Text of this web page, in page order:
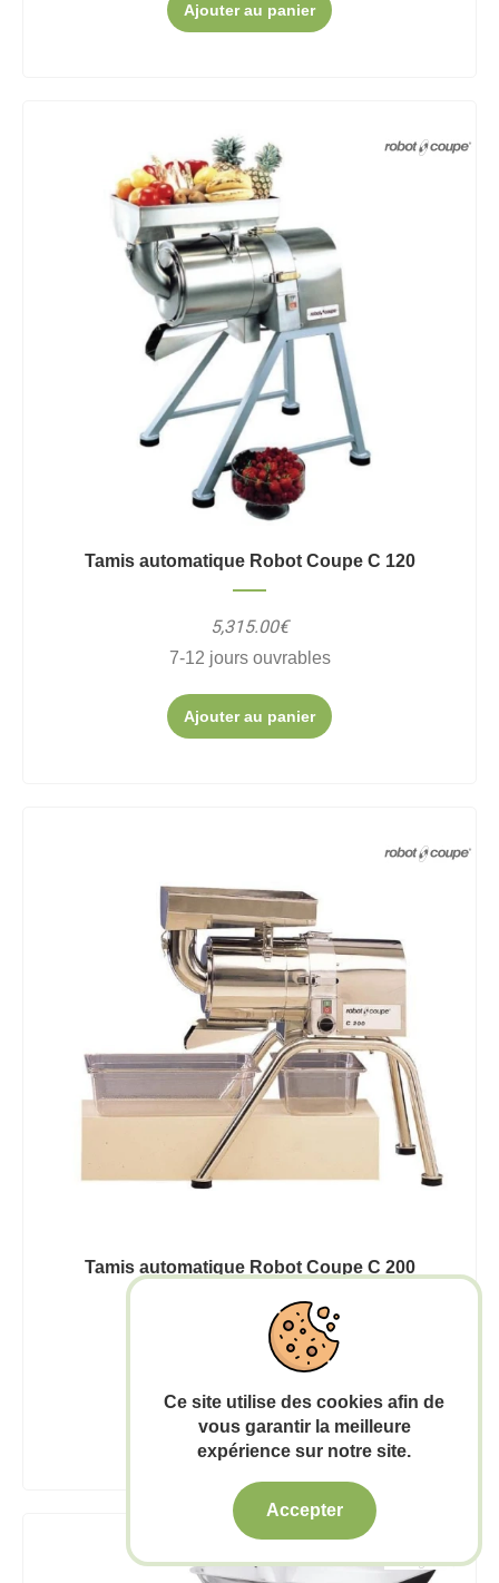
Ajouter au panier
Tamis automatique Robot Coupe C 120
5,315.00€
7-12 jours ouvrables
Ajouter au panier
Tamis automatique Robot Coupe C 200
5,679.00€
7-12 jours ouvrables
Ajouter au panier
Ce site utilise des cookies afin de
vous garantir la meilleure
expérience sur notre site.
Accepter